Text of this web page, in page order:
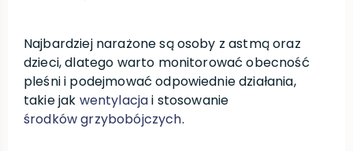
Najbardziej narażone są osoby z astmą oraz
dzieci, dlatego warto monitorować obecność
pleśni i podejmować odpowiednie działania,
takie jak wentylacjai stosowanie
środków grzybobójczych.